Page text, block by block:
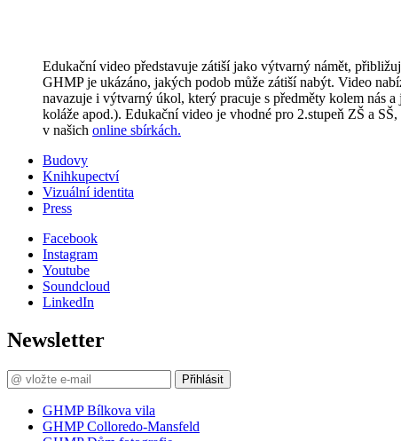
Edukační video představuje zátiší jako výtvarný námět,
GHMP je ukázáno, jakých podob může zátiší nabýt. Video
navazuje i výtvarný úkol, který pracuje s předměty kolem nás
koláže apod.). Edukační video je vhodné pro 2.stupeň ZŠ a
v našich online sbírkách.
Budovy
Knihkupectví
Vizuální identita
Press
Facebook
Instagram
Youtube
Soundcloud
LinkedIn
Newsletter
Přihlásit
GHMP Bílkova vila
GHMP Colloredo-Mansfeld